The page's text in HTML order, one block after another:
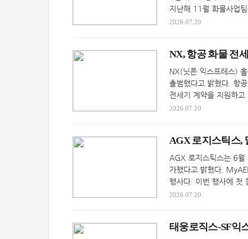
지난해 11월 화물사업
2026.07.20
NX, 항공 화물 전
NX(닛폰 익스프레스)
출범했다고 밝혔다. 항
전세기 계약을 지원하고
2026.07.20
AGX 로지스틱스,
AGX 로지스틱스는 6
가했다고 밝혔다.
행사다. 이번 행사에 첫
2026.07.20
태웅로직스-SF익